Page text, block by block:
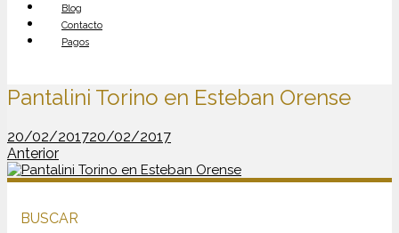
Blog
Contacto
Pagos
Pantalini Torino en Esteban Orense
20/02/201720/02/2017
Anterior
BUSCAR